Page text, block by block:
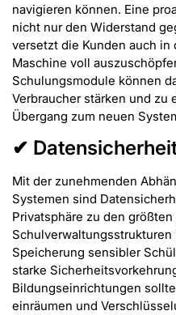
navigieren können. Eine
nicht nur den Widerstand
versetzt die Kunden auch in
Maschine voll
Schulungsmodule können
Verbraucher stärken und zu
Übergang zum neuen
✔
Mit der zunehmenden
Systemen sind
Privatsphäre zu den
Speicherung sensibler
starke
Bildungseinrichtungen
einräumen und